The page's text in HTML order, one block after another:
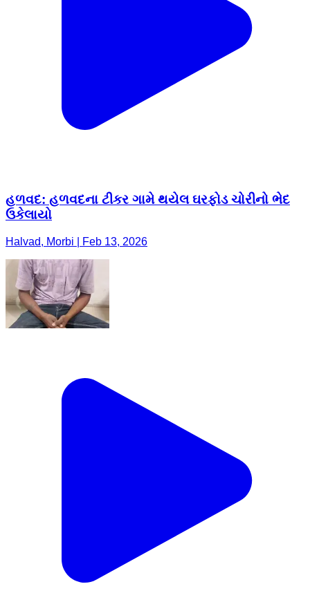
હળવદ: હળવદના ટીકર ગામે થયેલ ઘરફોડ ચોરીનો ભેદ
ઉકેલાયો
Halvad, Morbi | Feb 13, 2026